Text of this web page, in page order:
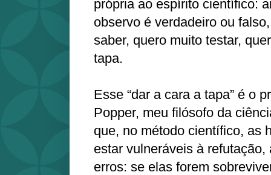
própria ao espírito científico:
observo é verdadeiro ou
saber, quero muito testar,
tapa.
Esse “dar a cara a tapa” é o
Popper, meu filósofo da
que, no método científico, as
estar vulneráveis à
erros: se elas forem